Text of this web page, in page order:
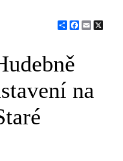
ShareFacebook
Email